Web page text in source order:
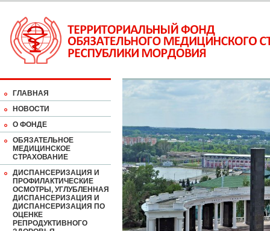
ГЛАВНАЯ
НОВОСТИ
О ФОНДЕ
ОБЯЗАТЕЛЬНОЕ
МЕДИЦИНСКОЕ
СТРАХОВАНИЕ
ДИСПАНСЕРИЗАЦИЯ И
ПРОФИЛАКТИЧЕСКИЕ
ОСМОТРЫ, УГЛУБЛЕННАЯ
ДИСПАНСЕРИЗАЦИЯ И
ДИСПАНСЕРИЗАЦИЯ ПО
ОЦЕНКЕ
РЕПРОДУКТИВНОГО